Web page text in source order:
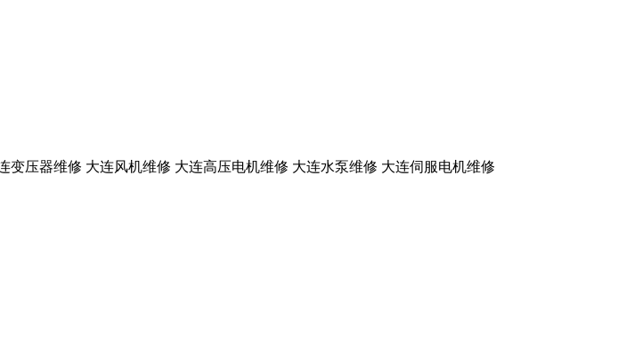
变压器维修 大连风机维修 大连高压电机维修 大连水泵维修 大连伺服电机维修